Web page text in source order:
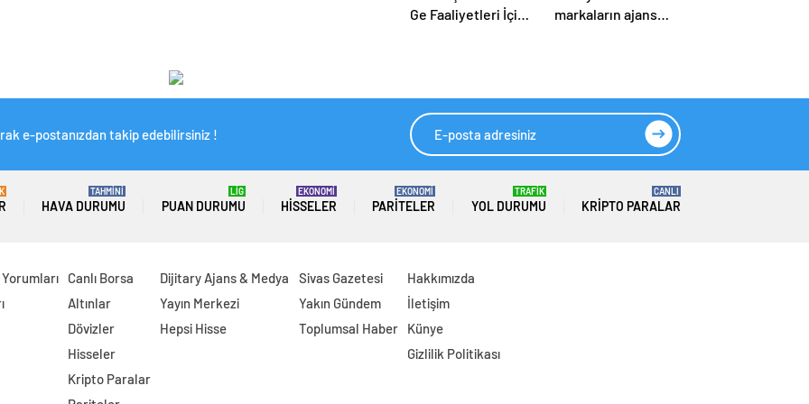
Ge Faaliyetleri İçin
markaların ajans
e-postanızdan takip edebilirsiniz !
HAVA DURUMU
TAHMİNİ
PUAN DURUMU
LİG
HISSELER
EKONOMİ
PARITELER
EKONOMİ
YOL DURUMU
TRAFİK
KRIPTO PARALAR
CANLI
Canlı Borsa
Altınlar
Dövizler
Hisseler
Kripto Paralar
Dijitary Ajans & Medya
Yayın Merkezi
Hepsi Hisse
Sivas Gazetesi
Yakın Gündem
Toplumsal Haber
Hakkımızda
İletişim
Künye
Gizlilik Politikası